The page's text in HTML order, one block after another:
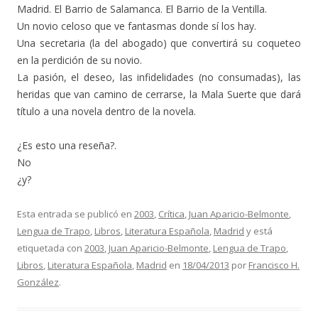
Madrid. El Barrio de Salamanca. El Barrio de la Ventilla.
Un novio celoso que ve fantasmas donde sí los hay.
Una secretaria (la del abogado) que convertirá su coqueteo
en la perdición de su novio.
La pasión, el deseo, las infidelidades (no consumadas), las
heridas que van camino de cerrarse, la Mala Suerte que dará
título a una novela dentro de la novela.
¿Es esto una reseña?.
No
¿y?
Esta entrada se publicó en 2003, Crítica, Juan Aparicio-Belmonte,
Lengua de Trapo, Libros, Literatura Española, Madrid y está
etiquetada con 2003, Juan Aparicio-Belmonte, Lengua de Trapo,
Libros, Literatura Española, Madrid en 18/04/2013 por Francisco H.
González.